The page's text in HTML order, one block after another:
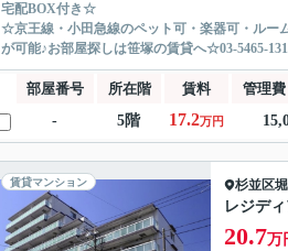
宅配BOX付き☆
☆京王線・小田急線のペット可・楽器可・ルー
が可能♪お部屋探しは笹塚の賃貸へ☆03-5465-
部屋番号 所在階 賃料 管理
-
5階 17.2万円
賃貸マンション 杉並区
レジディ
20.7万